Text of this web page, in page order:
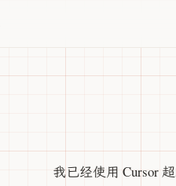
我已经使用 Cursor